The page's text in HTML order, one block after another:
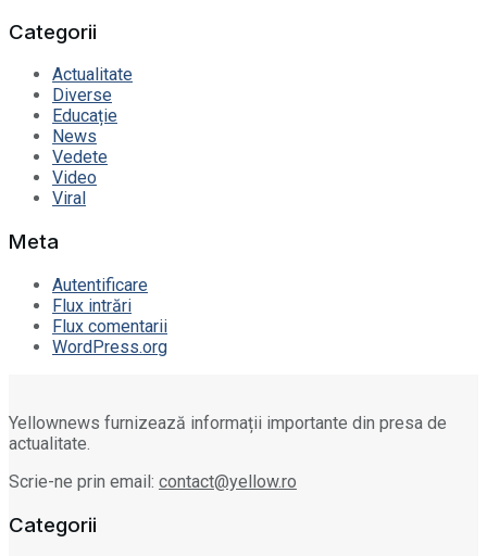
Categorii
Actualitate
Diverse
Educație
News
Vedete
Video
Viral
Meta
Autentificare
Flux intrări
Flux comentarii
WordPress.org
Yellownews furnizează informații importante din presa de
actualitate.
Scrie-ne prin email: contact@yellow.ro
Categorii